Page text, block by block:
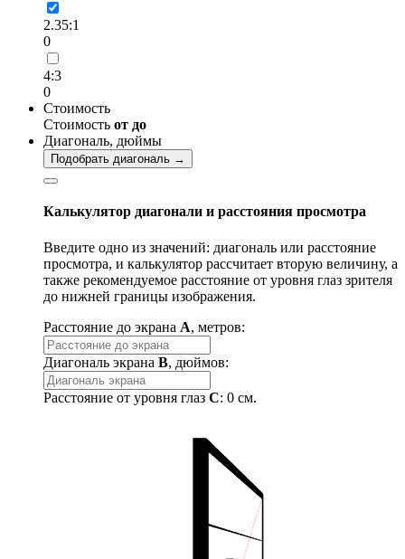
2.35:1
0
4:3
0
Стоимость
Стоимость от до
Диагональ, дюймы
Подобрать диагональ →
Калькулятор диагонали и расстояния просмотра
Введите одно из значений: диагональ или расстояние
просмотра, и калькулятор рассчитает вторую величину, а
также рекомендуемое расстояние от уровня глаз зрителя
до нижней границы изображения.
Расстояние до экрана A, метров:
Диагональ экрана B, дюймов:
Расстояние от уровня глаз C: 0 см.